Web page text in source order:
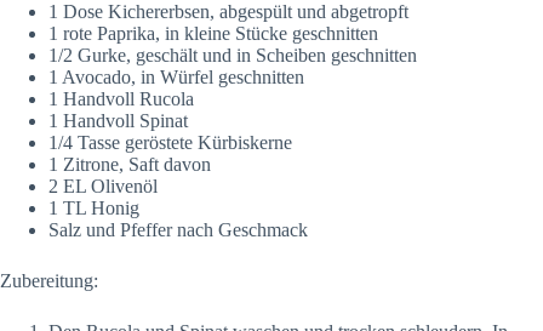
1 Dose Kichererbsen, abgespült und abgetropft
1 rote Paprika, in kleine Stücke geschnitten
1/2 Gurke, geschält und in Scheiben geschnitten
1 Avocado, in Würfel geschnitten
1 Handvoll Rucola
1 Handvoll Spinat
1/4 Tasse geröstete Kürbiskerne
1 Zitrone, Saft davon
2 EL Olivenöl
1 TL Honig
Salz und Pfeffer nach Geschmack
Zubereitung: